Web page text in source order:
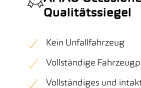
Qualitätssiegel
Kein Unfallfahrzeug
Vollständige
Vollständiges und